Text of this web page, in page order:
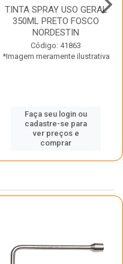
TINTA SPRAY USO GERAL
350ML PRETO FOSCO
NORDESTIN
Código: 41863
*Imagem meramente ilustrativa
Faça seu login ou
cadastre-se para
ver preços e
comprar